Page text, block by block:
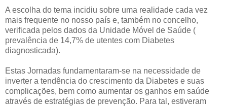
A escolha do tema incidiu sobre uma realidade cada vez
mais frequente no nosso país e, também no concelho,
verificada pelos dados da Unidade Móvel de Saúde (
prevalência de 14,7% de utentes com Diabetes
diagnosticada).
Estas Jornadas fundamentaram-se na necessidade de
inverter a tendência do crescimento da Diabetes e suas
complicações, bem como aumentar os ganhos em saúde
através de estratégias de prevenção. Para tal, estiveram